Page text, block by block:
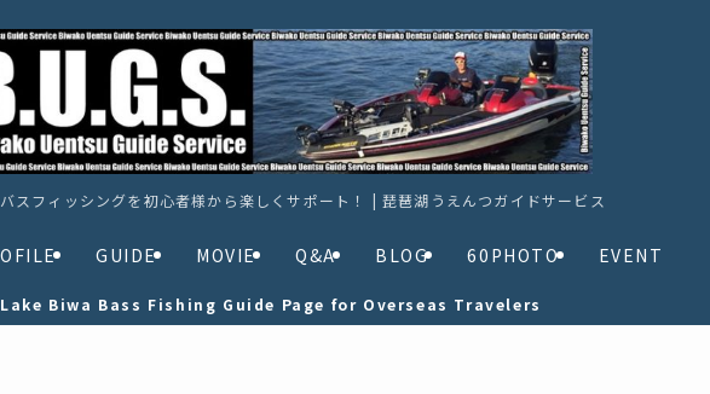
スフィッシングを初心者様から楽しくサポート！ | 琵琶湖うえんつガイドサービス
GUIDE MOVIE Q&A BLOG 60PHOTO EVENT
Lake Biwa Bass Fishing Guide Page for Overseas Travelers